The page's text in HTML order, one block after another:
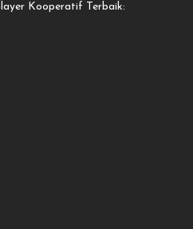
Kooperatif Terbaik: